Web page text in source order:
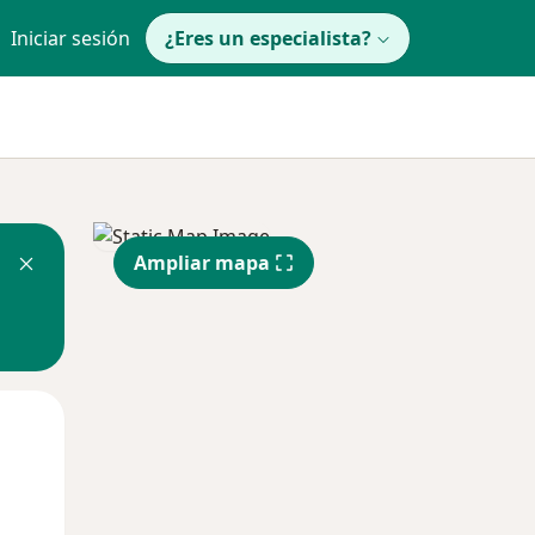
Iniciar sesión ¿Eres un especialista?
Ampliar mapa